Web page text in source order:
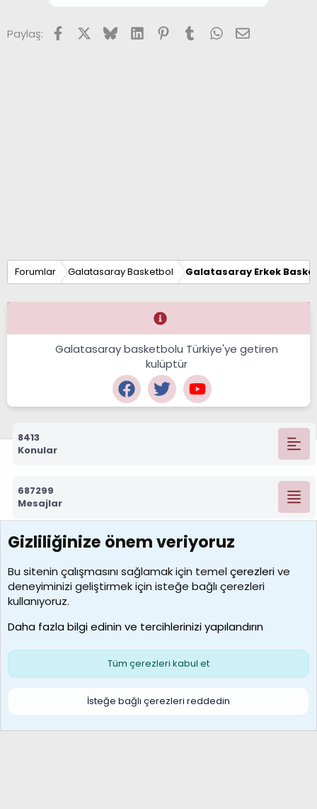
Paylaş: FacebookX (Twitter)
BlueskyLinkedInPinterest
TumblrWhatsApp
E-posta
Forumlar Galatasaray Basketbol Galatasaray Erkek
Galatasaray basketbolu Türkiye'ye getiren
kulüptür
8413
Konular
687299
Mesajlar
7390
Kullanıcılar
MosesBrownHayranı
Son üye
Çerezler
S
Gizliliğinize önem veriyoruz
Bu sitenin çalışmasını sağlamak için temelçerezlerive
deneyiminizi geliştirmek için isteğe bağlı çerezleri
kullanıyoruz.
Daha fazla bilgi edinin ve tercihlerinizi yapılandırın
Tüm çerezleri kabul et
İsteğe bağlı çerezleri reddedin